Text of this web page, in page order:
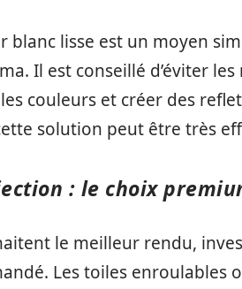
blanc lisse est un moyen
Il est conseillé d’éviter
couleurs et créer des
solution peut être très
: le choix
le meilleur rendu,
Les toiles enroulables